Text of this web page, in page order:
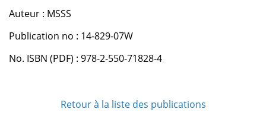
Auteur : MSSS
Publication no : 14-829-07W
No. ISBN (PDF) : 978-2-550-71828-4
Retour à la liste des publications